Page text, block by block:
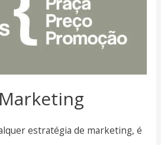
estratégia de marketing, é